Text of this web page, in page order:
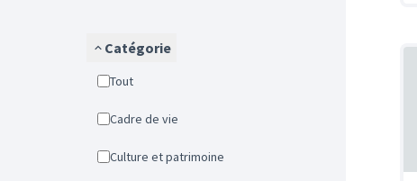
Catégorie
Tout
Cadre de vie
Culture et patrimoine